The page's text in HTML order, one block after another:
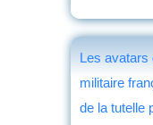
Les avatars
militaire
de la tutelle